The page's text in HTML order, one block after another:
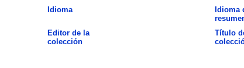
Idioma
Idioma
Editor de la
colección
Título